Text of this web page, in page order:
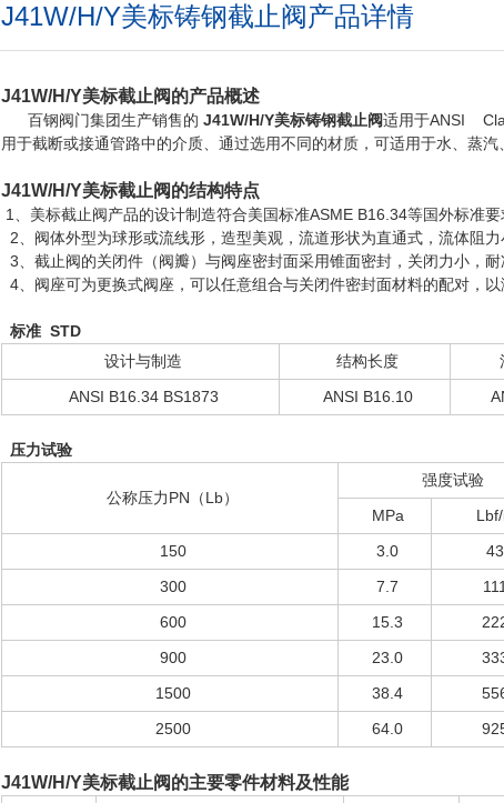
J41W/H/Y美标铸钢截止阀产品详情
J41W/H/Y美标截止阀的产品概述
百钢阀门集团生产销售的J41W/H/Y美标铸钢截止阀适用于ANSI
用于截断或接通管路中的介质、通过选用不同的材质，可适用于水、蒸
J41W/H/Y美标截止阀的结构特点
1、美标截止阀产品的设计制造符合美国标准ASME B16.34等国外标准要
2、阀体外型为球形或流线形，造型美观，流道形状为直通式，流体阻力
3、截止阀的关闭件（阀瓣）与阀座密封面采用锥面密封，关闭力小，耐
4、阀座可为更换式阀座，可以任意组合与关闭件密封面材料的配对，
标准 STD
设计与制造
结构长度
ANSI B16.34 BS1873
ANSI B16.10
压力试验
公称压力PN（Lb）
强度试验
MPa
150
3.0
300 7.7
600
15.3
900
23.0
1500
38.4
2500
64.0
J41W/H/Y美标截止阀的主要零件材料及性能